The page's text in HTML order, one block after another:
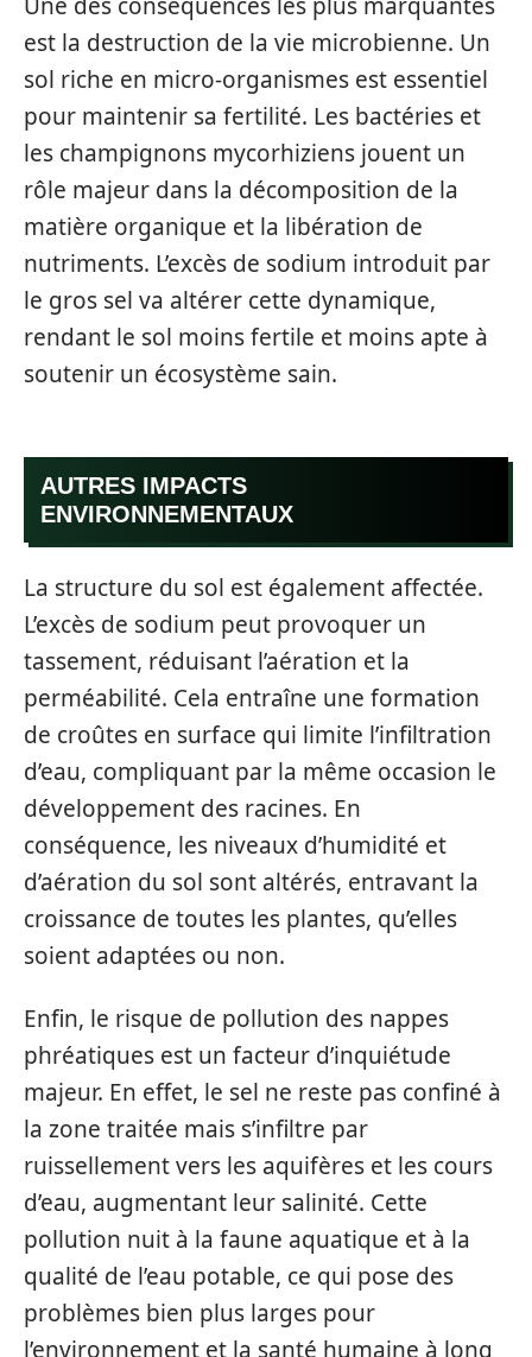
est la destruction de la vie microbienne. Un
sol riche en micro-organismes est essentiel
pour maintenir sa fertilité. Les bactéries et
les champignons mycorhiziens jouent un
rôle majeur dans la décomposition de la
matière organique et la libération de
nutriments. L’excès de sodium introduit par
le gros sel va altérer cette dynamique,
rendant le sol moins fertile et moins apte à
soutenir un écosystème sain.
AUTRES IMPACTS
ENVIRONNEMENTAUX
La structure du sol est également affectée.
L’excès de sodium peut provoquer un
tassement, réduisant l’aération et la
perméabilité. Cela entraîne une formation
de croûtes en surface qui limite l’infiltration
d’eau, compliquant par la même occasion le
développement des racines. En
conséquence, les niveaux d’humidité et
d’aération du sol sont altérés, entravant la
croissance de toutes les plantes, qu’elles
soient adaptées ou non.
Enfin, le risque de pollution des nappes
phréatiques est un facteur d’inquiétude
majeur. En effet, le sel ne reste pas confiné à
la zone traitée mais s’infiltre par
ruissellement vers les aquifères et les cours
d’eau, augmentant leur salinité. Cette
pollution nuit à la faune aquatique et à la
qualité de l’eau potable, ce qui pose des
problèmes bien plus larges pour
l’environnement et la santé humaine à long